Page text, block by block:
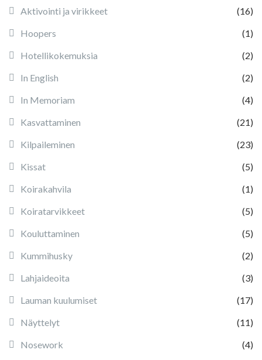
Aktivointi ja virikkeet
(16)
Hoopers
(1)
Hotellikokemuksia
(2)
In English
(2)
In Memoriam
(4)
Kasvattaminen
(21)
Kilpaileminen
(23)
Kissat
(5)
Koirakahvila
(1)
Koiratarvikkeet
(5)
Kouluttaminen
(5)
Kummihusky
(2)
Lahjaideoita
(3)
Lauman kuulumiset
(17)
Näyttelyt
(11)
Nosework
(4)